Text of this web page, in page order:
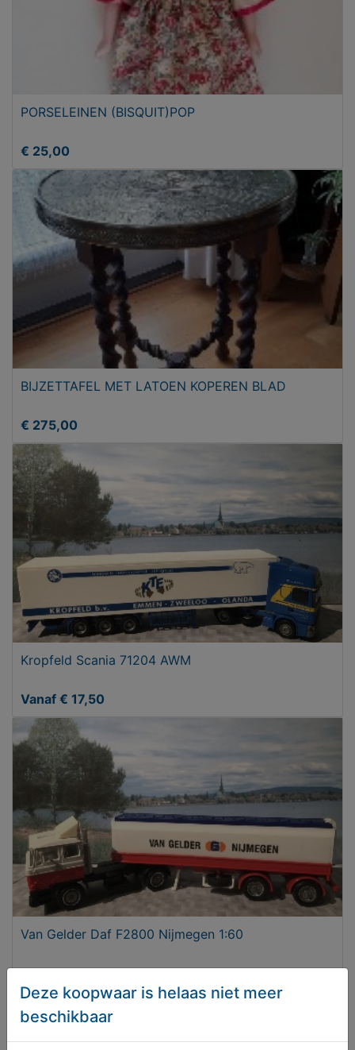
PORSELEINEN (BISQUIT)POP
€ 25,00
BIJZETTAFEL MET LATOEN KOPEREN BLAD
€ 275,00
Kropfeld Scania 71204 AWM
Vanaf € 17,50
Van Gelder Daf F2800 Nijmegen 1:60
T.e.a.b.
Deze koopwaar is helaas niet meer
beschikbaar